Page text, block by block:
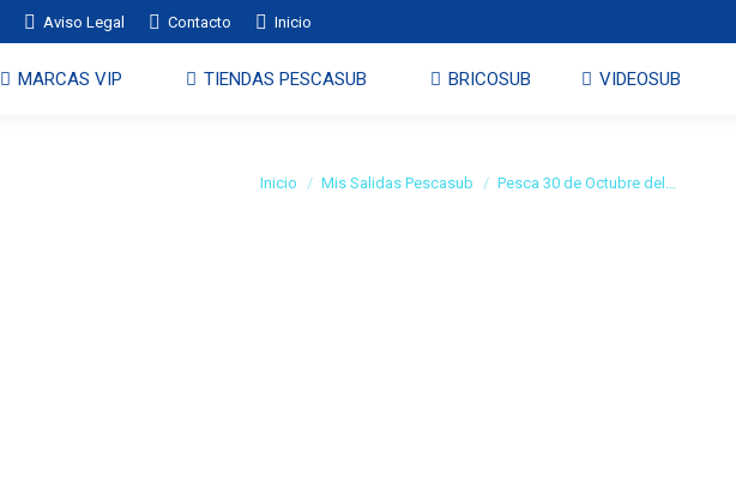
Aviso Legal Contacto Inicio
MARCAS VIP TIENDAS PESCASUB BRICOSUB VIDEOSUB
Estás aquí:
Inicio Mis Salidas Pescasub Pesca 30 de Octubre del…